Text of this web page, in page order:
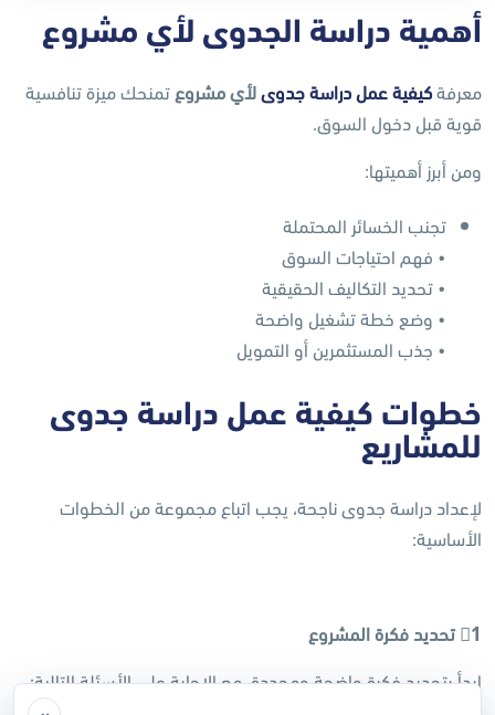
أهمية دراسة الجدوى لأي مشروع
معرفةكيفية عمل دراسة جدوىلأي مشروع تمنحك ميزة تنافسية
قوية قبل دخول السوق.
ومن أبرز أهميتها:
تجنب الخسائر المحتملة
• فهم احتياجات السوق
• تحديد التكاليف الحقيقية
• وضع خطة تشغيل واضحة
• جذب المستثمرين أو التمويل
خطوات كيفية عمل دراسة جدوى
للمشاريع
لإعداد دراسة جدوى ناجحة، يجب اتباع مجموعة من الخطوات
الأساسية:
1 تحديد فكرة المشروع
ابدأ بتحديد فكرة واضحة ومحددة، مع الإجابة على الأسئلة التالية: